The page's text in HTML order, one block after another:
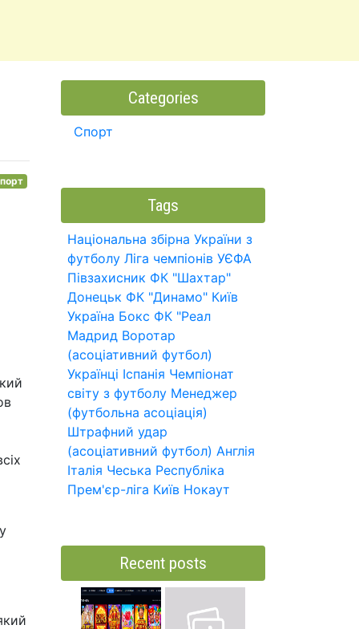
Categories
Спорт
Tags
Національна збірна України з
футболу Ліга чемпіонів УЄФА
Півзахисник ФК "Шахтар"
Донецьк ФК "Динамо" Київ
Україна Бокс ФК "Реал
Мадрид Воротар
(асоціативний футбол)
Українці Іспанія Чемпіонат
світу з футболу Менеджер
(футбольна асоціація)
Штрафний удар
(асоціативний футбол) Англія
Італія Чеська Республіка
Прем'єр-ліга Київ Нокаут
Recent posts